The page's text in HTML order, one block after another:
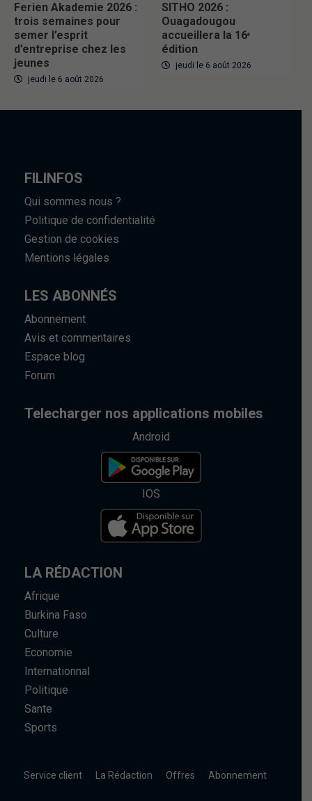
Ferien Akademie 2026 :
trois semaines pour
semer l’esprit
d’entreprise chez les
jeunes
jeudi le 6 août 2026
SITHO 2026 :
Ouagadougou
accueillera la 16ᵉ
édition
jeudi le 6 août 2026
FILINFOS
Qui sommes nous ?
Politique de confidentialité
Gestion de cookies
Mentions légales
LES ABONNÉS
Abonnement
Avis et commentaires
Espace blog
Forum
Telecharger nos applications mobiles
Android
IOS
LA RÉDACTION
Afrique
Burkina Faso
Culture
Economie
Internationnal
Politique
Sante
Sports
Service client La Rédaction Offres Abonnement